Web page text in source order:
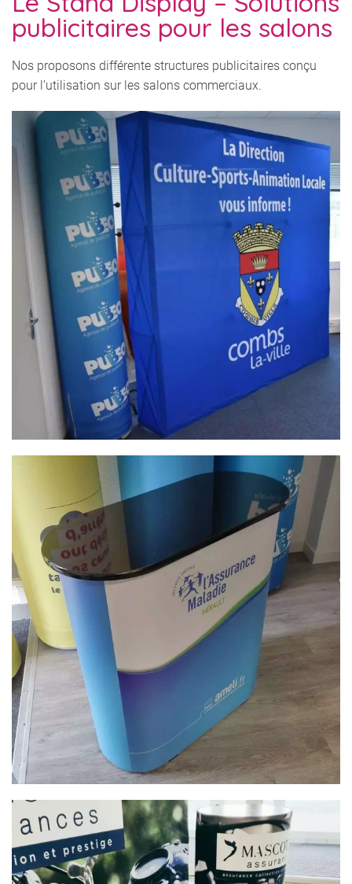
publicitaires pour les salons
Nos proposons différente structures publicitaires conçu
pour l’utilisation sur les salons commerciaux.